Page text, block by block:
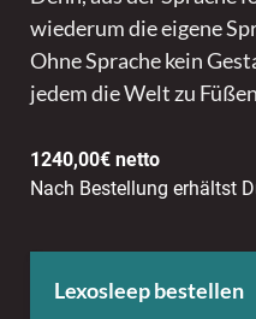
wiederum die eigene
Ohne Sprache kein
jedem die Welt zu
1240,00€ netto
Nach Bestellung erhältst
Lexosleep bestellen